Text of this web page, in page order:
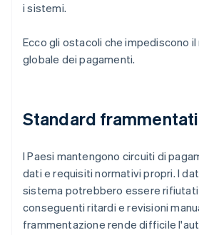
i sistemi.
Ecco gli ostacoli che impediscono
globale dei pagamenti.
Standard frammentati
I Paesi mantengono circuiti di
dati e requisiti normativi propri. I
sistema potrebbero essere rifiutati
conseguenti ritardi e revisioni
frammentazione rende difficile